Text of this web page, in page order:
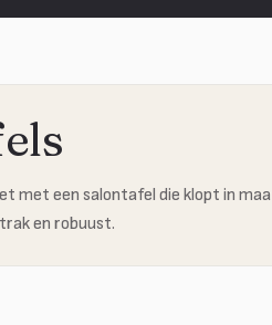
met een salontafel die klopt in
en robuust.